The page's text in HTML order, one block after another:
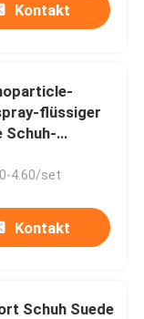
Kontakt
flüssiger
Schuh-
4.60/set
Kontakt
Schuh Suede